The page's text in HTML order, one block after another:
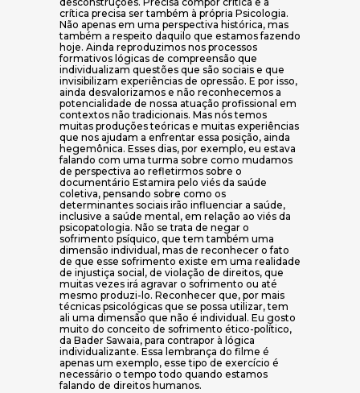
crítica precisa ser também à própria Psicologia.
Não apenas em uma perspectiva histórica, mas
também a respeito daquilo que estamos fazendo
hoje. Ainda reproduzimos nos processos
formativos lógicas de compreensão que
individualizam questões que são sociais e que
invisibilizam experiências de opressão. E por isso,
ainda desvalorizamos e não reconhecemos a
potencialidade de nossa atuação profissional em
contextos não tradicionais. Mas nós temos
muitas produções teóricas e muitas experiências
que nos ajudam a enfrentar essa posição, ainda
hegemônica. Esses dias, por exemplo, eu estava
falando com uma turma sobre como mudamos
de perspectiva ao refletirmos sobre o
documentário Estamira pelo viés da saúde
coletiva, pensando sobre como os
determinantes sociais irão influenciar a saúde,
inclusive a saúde mental, em relação ao viés da
psicopatologia. Não se trata de negar o
sofrimento psíquico, que tem também uma
dimensão individual, mas de reconhecer o fato
de que esse sofrimento existe em uma realidade
de injustiça social, de violação de direitos, que
muitas vezes irá agravar o sofrimento ou até
mesmo produzi-lo. Reconhecer que, por mais
técnicas psicológicas que se possa utilizar, tem
ali uma dimensão que não é individual. Eu gosto
muito do conceito de sofrimento ético-político,
da Bader Sawaia, para contrapor à lógica
individualizante. Essa lembrança do filme é
apenas um exemplo, esse tipo de exercício é
necessário o tempo todo quando estamos
falando de direitos humanos.